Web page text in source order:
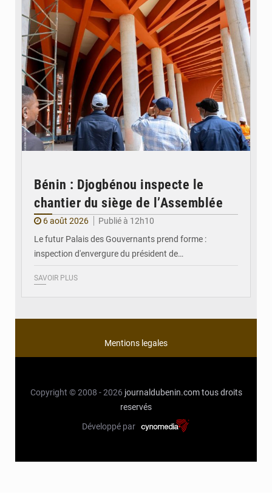
Bénin : Djogbénou inspecte le
chantier du siège de l’Assemblée
6 août 2026
Publié à 12h10
Le futur Palais des Gouvernants prend forme :
inspection d'envergure du président de…
SAVOIR PLUS
Mentions legales
Copyright © 2008 - 2026 journaldubenin.com tous droits
reservés
Développé par